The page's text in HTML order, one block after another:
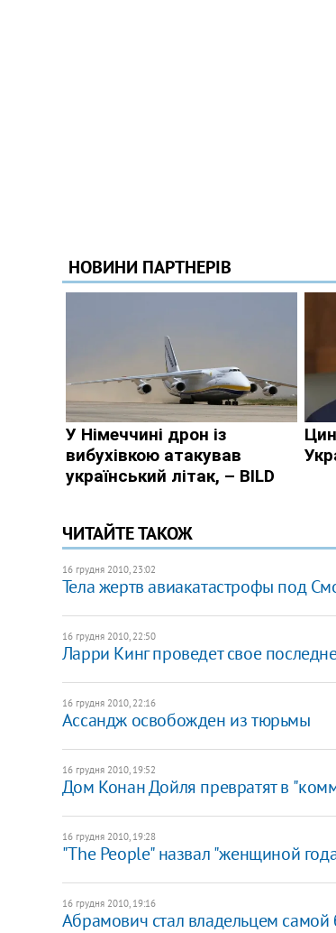
ЧИТАЙТЕ ТАКОЖ
16 грудня 2010, 23:02
Тела жертв авиакатастрофы под
16 грудня 2010, 22:50
Ларри Кинг проведет свое
16 грудня 2010, 22:16
Ассандж освобожден из тюрьмы
16 грудня 2010, 19:52
Дом Конан Дойля превратят в
16 грудня 2010, 19:28
"The People" назвал "женщиной
16 грудня 2010, 19:16
Абрамович стал владельцем